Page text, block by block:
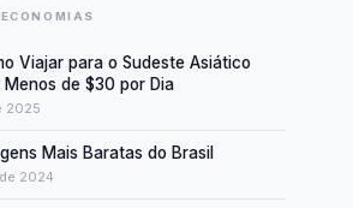
Viajar para o Sudeste Asiático
Menos de $30 por Dia
2025
Mais Baratas do Brasil
2024